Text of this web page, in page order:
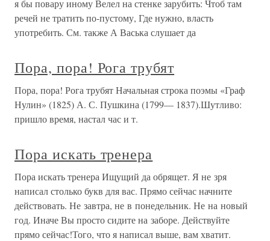
я бы повару иному Велел на стенке зарубить: Чтоб там
речей не тратить по-пустому, Где нужно, власть
употребить. См. также А Васька слушает да
Пора, пора! Рога трубят
Пора, пора! Рога трубят Начальная строка поэмы «Граф
Нулин» (1825) А. С. Пушкина (1799— 1837).Шутливо:
пришло время, настал час и т.
Пора искать тренера
Пора искать тренера Ищущий да обрящет. Я не зря
написал столько букв для вас. Прямо сейчас начните
действовать. Не завтра, не в понедельник. Не на новый
год. Иначе Вы просто сидите на заборе. Действуйте
прямо сейчас!Того, что я написал выше, вам хватит.